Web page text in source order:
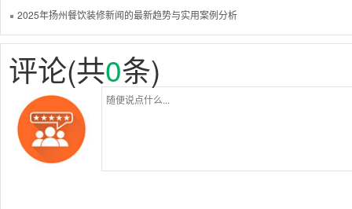
2025年扬州餐饮装修新闻的最新趋势与实用案例分析
评论(共0条)